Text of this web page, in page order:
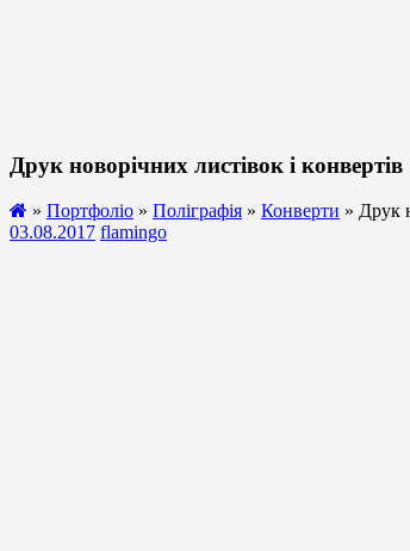
Друк новорічних листівок і конвертів
» Портфоліо » Поліграфія » Конверти » Друк
03.08.2017 flamingo